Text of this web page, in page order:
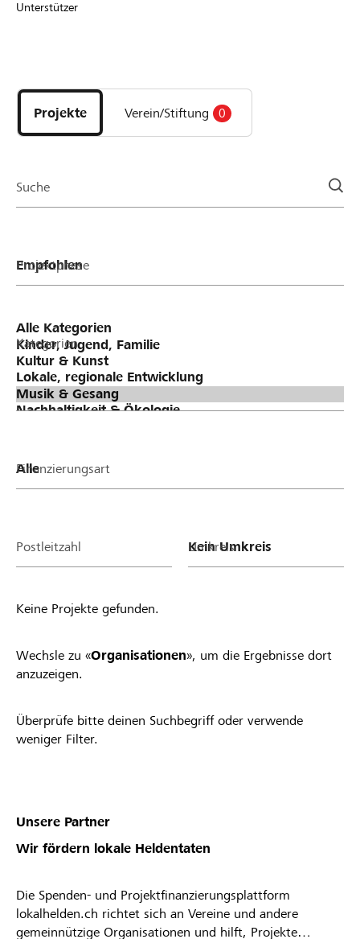
DE FR IT
Unterstützer
Projekte
und
Organisationen
Projekte Verein/Stiftung 0
Suche
Projektphase
Kategorien
Finanzierungsart
Postleitzahl Umkreis
Keine Projekte gefunden.
Wechsle zu «Organisationen», um die Ergebnisse dort
anzuzeigen.
Überprüfe bitte deinen Suchbegriff oder verwende
weniger Filter.
Unsere Partner
Wir fördern lokale Heldentaten
Die Spenden- und Projektfinanzierungsplattform
lokalhelden.ch richtet sich an Vereine und andere
gemeinnützige Organisationen und hilft, Projekte